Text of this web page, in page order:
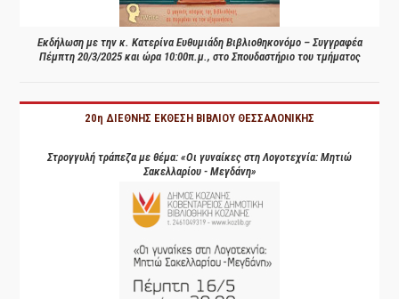
Εκδήλωση με την κ. Κατερίνα Ευθυμιάδη Βιβλιοθηκονόμο – Συγγραφέα
Πέμπτη 20/3/2025 και ώρα 10:00π.μ., στο Σπουδαστήριο του τμήματος
20η ΔΙΕΘΝΗΣ ΕΚΘΕΣΗ ΒΙΒΛΙΟΥ ΘΕΣΣΑΛΟΝΙΚΗΣ
Στρογγυλή τράπεζα με θέμα: «Οι γυναίκες στη Λογοτεχνία: Μητιώ
Σακελλαρίου - Μεγδάνη»